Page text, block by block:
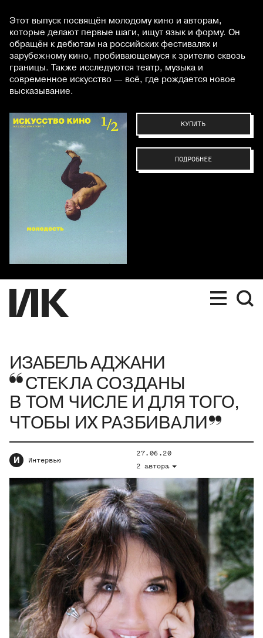
Этот выпуск посвящён молодому кино и авторам,
которые делают первые шаги, ищут язык и форму. Он
обращён к дебютам на российских фестивалях и
зарубежному кино, пробивающемуся к зрителю сквозь
границы. Также исследуются театр, музыка и
современное искусство — всё, где рождается новое
высказывание.
КУПИТЬ
ПОДРОБНЕЕ
ИЗАБЕЛЬ АДЖАНИ
СТЕКЛА СОЗДАНЫ
В ТОМ ЧИСЛЕ И ДЛЯ ТОГО,
ЧТОБЫ ИХ РАЗБИВАЛИ
И Интервью
27.06.20
2 автора